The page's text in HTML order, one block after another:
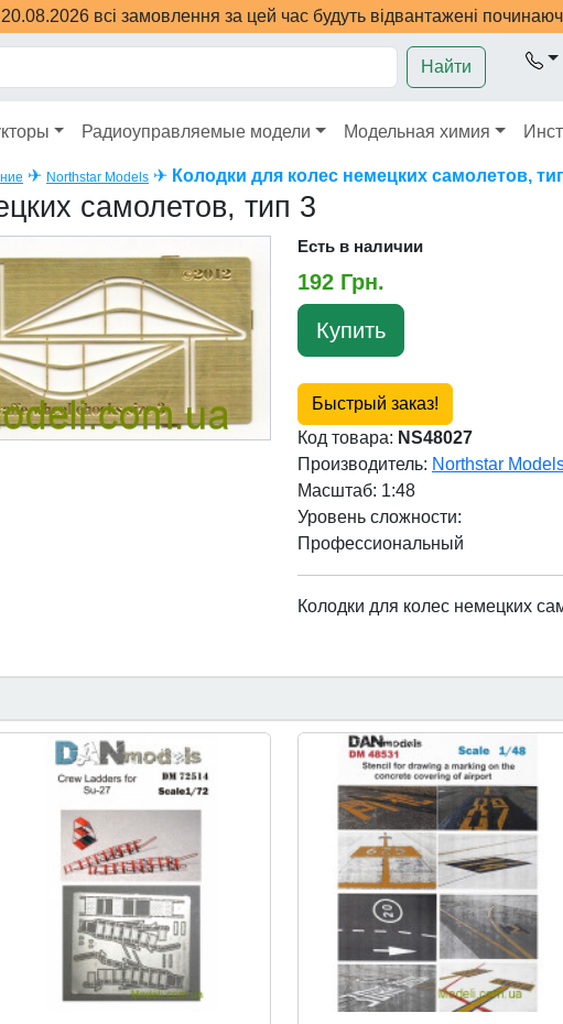
всі замовлення за цей час будуть відвантажені
Найти
Радиоуправляемые модели Модельная химия
✈ Northstar Models ✈ Колодки для колес немецких самолетов,
самолетов, тип 3
Есть в наличии
192 Грн.
Купить
Быстрый заказ!
Код товара: NS48027
Производитель: Northstar
Масштаб: 1:48
Уровень сложности:
Профессиональный
Колодки для колес немецких